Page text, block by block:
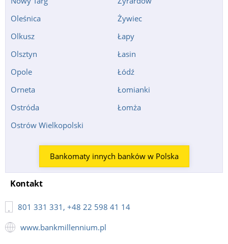
Warszawa Bonifraterska 6, Warszawa;
Olsztyn bp. Tomasza Wilczyńskiego 6, Olsztyn;
Biała Podlaska Brzeska 27, Biała Podlaska;
Piła Bydgoska 14, Piła;
Pruszcz Gdański Chopina 36;
Katowice Chorzowska 107, Katowice;
Kętrzyn Chrobrego 8;
Gdynia Chylońska 44, Gdynia;
Piaseczno Cynamonowa 2, Warszawa;
Rumia Czeremchowa 10, Gdynia;
Tczew Czyżykowska 68;
Oleśnica
Olkusz
Olsztyn
Opole
Orneta
Ostróda
Ostrów Wielkopolski
Żywiec
Łapy
Łasin
Łódź
Łomianki
Łomża
Bankomaty innych banków w Polska
Kontakt
801 331 331, +48 22 598 41 14
www.bankmillennium.pl